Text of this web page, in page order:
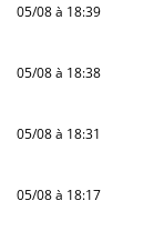
05/08 à 18:39
05/08 à 18:38
05/08 à 18:31
05/08 à 18:17